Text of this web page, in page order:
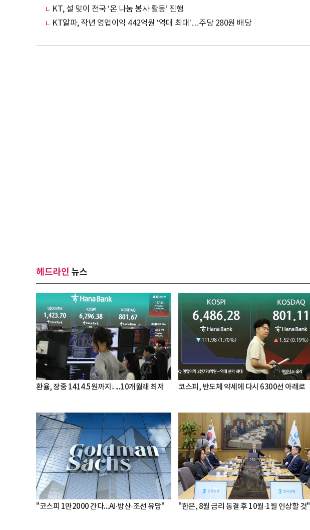
KT, 설 맞이 전국 ‘온 나눔 봉사 활동’ 진행
KT알파, 작년 영업이익 442억원 ‘역대 최대’…주당 280원 배당
헤드라인 뉴스
환율, 장중 1414.5원까지↓...10개월래 최저 코스피, 반도체 약세에 다시 6300선 아래로
"코스피 1만2000 간다...AI·방산·조선 유망" "한은, 8월 금리 동결 후 10월·1월 인상할 것"